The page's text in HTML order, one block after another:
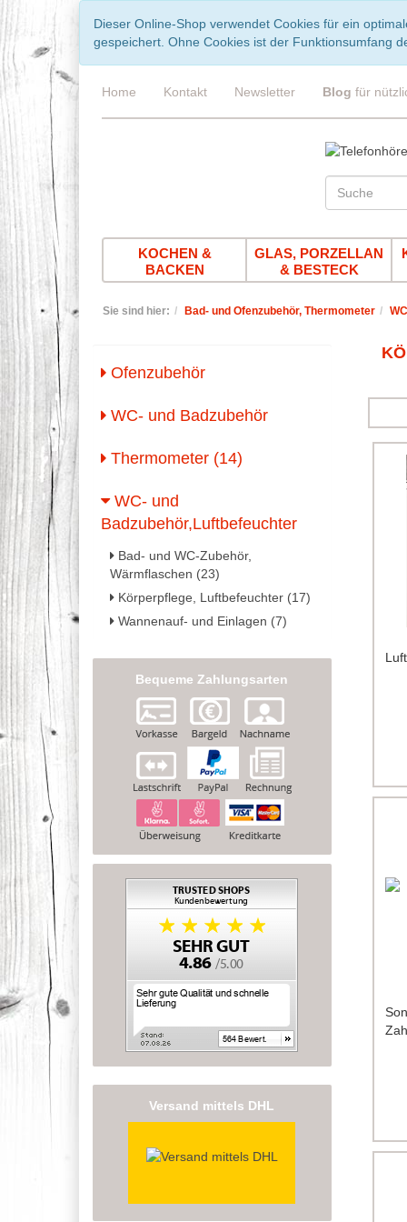
Dieser Online-Shop verwendet Cookies für ein
gespeichert. Ohne Cookies ist der Funktionsumfang
Home Kontakt Newsletter Blog für
KOCHEN &
BACKEN
GLAS, PORZELLAN
& BESTECK
Sie sind hier: Bad- und Ofenzubehör, Thermometer
Ofenzubehör
WC- und Badzubehör
Thermometer (14)
WC- und
Badzubehör,Luftbefeuchter
Bad- und WC-Zubehör,
Wärmflaschen (23)
Körperpflege, Luftbefeuchter (17)
Wannenauf- und Einlagen (7)
Bequeme Zahlungsarten
Versand mittels DHL